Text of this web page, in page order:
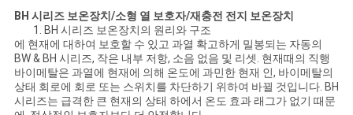
스
모
든
BH 시리즈 보온장치/소형 열 보호자/재충전 전지 보온장치
1. BH 시리즈 보온장치의 원리와 구조
에 현재에 대하여 보호할 수 있고 과열 확고하게 밀봉되는 자동의
BW & BH 시리즈, 작은 내부 저항, 소음 없음 및 리셋. 현재때의 직행
바이메탈은 과열에 현재에 의해 온도에 과민한 현재 인, 바이메탈의
상태 회로에 회로 또는 스위치를 차단하기 위하여 바뀔 것입니다. BH
시리즈는 급격한 큰 현재의 상태 하에서 온도 효과 래그가 없기 때문